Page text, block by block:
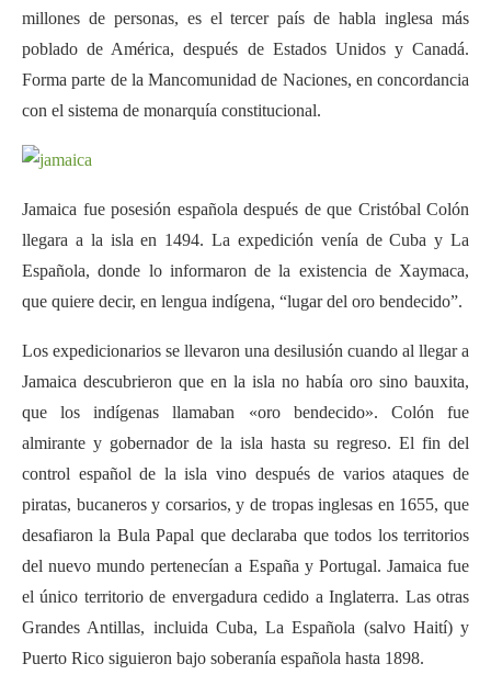
millones de personas, es el tercer país de habla inglesa más
poblado de América, después de Estados Unidos y Canadá.
Forma parte de la Mancomunidad de Naciones, en concordancia
con el sistema de monarquía constitucional.
Jamaica fue posesión española después de que Cristóbal Colón
llegara a la isla en 1494. La expedición venía de Cuba y La
Española, donde lo informaron de la existencia de Xaymaca,
que quiere decir, en lengua indígena, “lugar del oro bendecido”.
Los expedicionarios se llevaron una desilusión cuando al llegar a
Jamaica descubrieron que en la isla no había oro sino bauxita,
que los indígenas llamaban «oro bendecido». Colón fue
almirante y gobernador de la isla hasta su regreso. El fin del
control español de la isla vino después de varios ataques de
piratas, bucaneros y corsarios, y de tropas inglesas en 1655, que
desafiaron la Bula Papal que declaraba que todos los territorios
del nuevo mundo pertenecían a España y Portugal. Jamaica fue
el único territorio de envergadura cedido a Inglaterra. Las otras
Grandes Antillas, incluida Cuba, La Española (salvo Haití) y
Puerto Rico siguieron bajo soberanía española hasta 1898.